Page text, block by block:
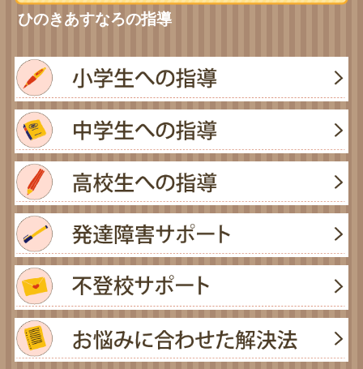
ひのきあすなろの指導